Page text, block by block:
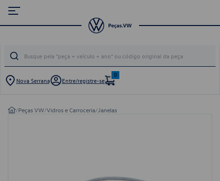
Nova Serrana Entre/registre-se
0
/Peças VW/Vidros e Carroceria/ Janelas